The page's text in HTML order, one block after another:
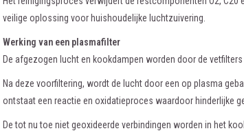
veilige oplossing voor huishoudelijke luchtzuivering.
Werking van een plasmafilter
De afgezogen lucht en kookdampen worden door de
Na deze voorfiltering, wordt de lucht door een op plasma
ontstaat een reactie en oxidatieproces waardoor hinderlijke
De tot nu toe niet geoxideerde verbindingen worden in het